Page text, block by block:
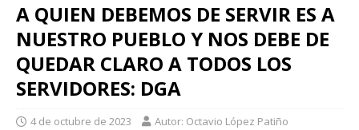
A QUIEN DEBEMOS DE SERVIR ES A
NUESTRO PUEBLO Y NOS DEBE DE
QUEDAR CLARO A TODOS LOS
SERVIDORES: DGA
4 de octubre de 2023 Autor: Octavio López Patiño